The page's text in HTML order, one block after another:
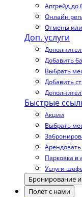
Апгрейд до
Онлайн
Отмены
Доп. услуги
Добавить
Выбрать
Добавить
Быстрые
Акции
Выбрать
Парковка в
Услуги
Бронирование
Полет с нами